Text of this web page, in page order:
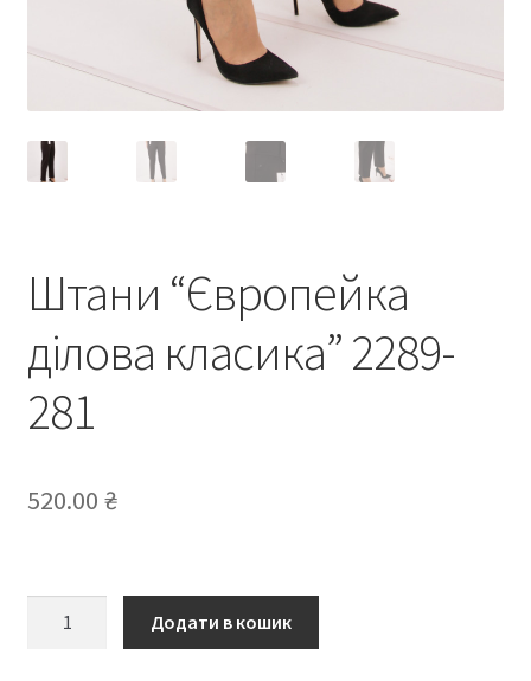
Штани “Європейка
ділова класика” 2289-
281
520.00 ₴
Додати в кошик